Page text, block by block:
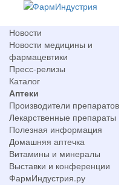
Новости
Новости медицины и
фармацевтики
Пресс-релизы
Каталог
Аптеки
Производители препаратов
Лекарственные препараты
Полезная информация
Домашняя аптечка
Витамины и минералы
Выставки и конференции
ФармИндустрия.ру